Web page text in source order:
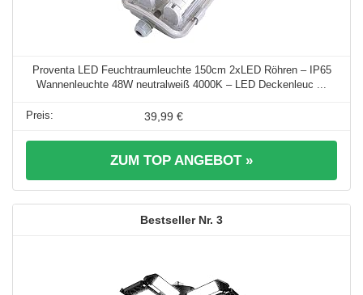
Proventa LED Feuchtraumleuchte 150cm 2xLED Röhren – IP65
Wannenleuchte 48W neutralweiß 4000K – LED Deckenleuc ...
39,99 €
ZUM TOP ANGEBOT »
3